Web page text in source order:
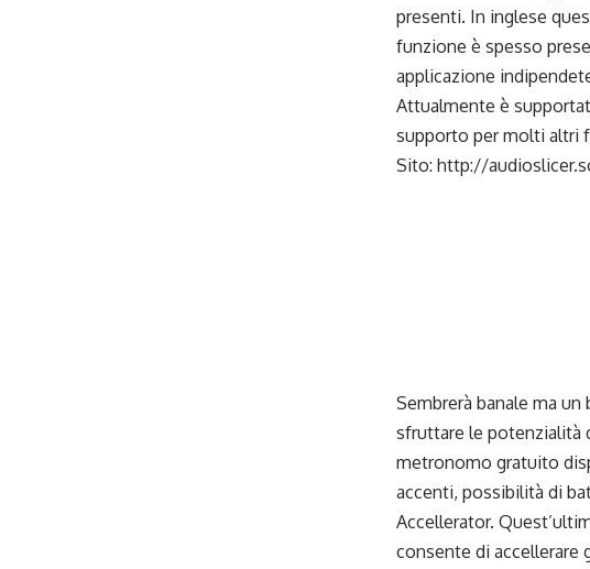
presenti. In inglese
funzione è spesso
applicazione
Attualmente è
supporto per molti altri
Sito: http://
Sembrerà banale ma
sfruttare le potenzialità
metronomo gratuito
accenti, possibilità di
Accellerator.
consente di accellerare